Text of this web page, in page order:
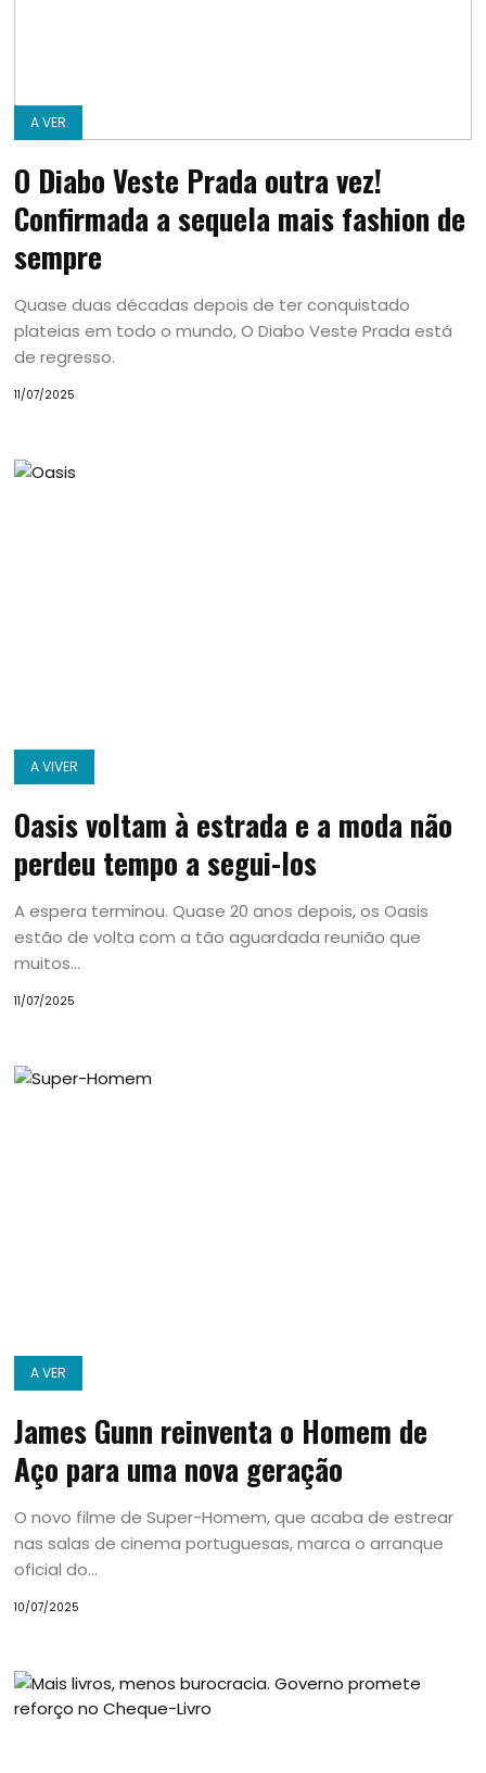
A VER
O Diabo Veste Prada outra vez!
Confirmada a sequela mais fashion de
sempre
Quase duas décadas depois de ter conquistado
plateias em todo o mundo, O Diabo Veste Prada está
de regresso.
11/07/2025
A VIVER
Oasis voltam à estrada e a moda não
perdeu tempo a segui-los
A espera terminou. Quase 20 anos depois, os Oasis
estão de volta com a tão aguardada reunião que
muitos...
11/07/2025
A VER
James Gunn reinventa o Homem de
Aço para uma nova geração
O novo filme de Super-Homem, que acaba de estrear
nas salas de cinema portuguesas, marca o arranque
oficial do...
10/07/2025